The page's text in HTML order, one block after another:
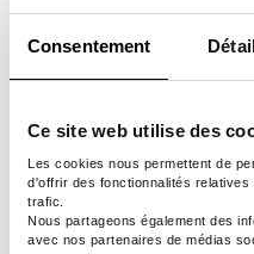
Consentement
Ce site web utilise des
Les cookies nous permettent de
d'offrir des fonctionnalités
trafic.
Nous partageons également des
avec nos partenaires de médias
naturel pour
rapidement
Obtenir le
plus
2048